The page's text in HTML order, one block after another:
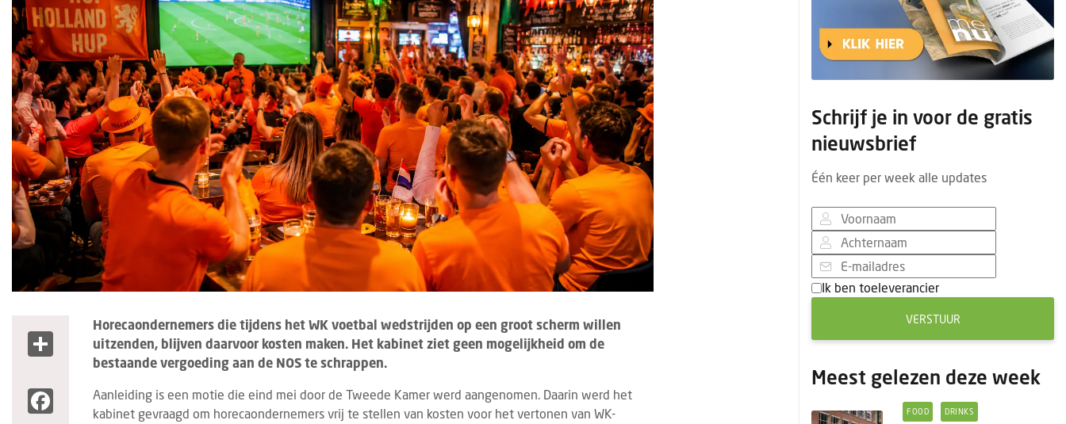
Facebook
Horecaondernemers die tijdens het WK voetbal wedstrijden op een groot scherm willen
uitzenden, blijven daarvoor kosten maken. Het kabinet ziet geen mogelijkheid om de
bestaande vergoeding aan de NOS te schrappen.
Aanleiding is een motie die eind mei door de Tweede Kamer werd aangenomen. Daarin werd het
kabinet gevraagd om horecaondernemers vrij te stellen van kosten voor het vertonen van WK-
Schrijf je in voor de gratis
nieuwsbrief
Één keer per week alle updates
Ik ben toeleverancier
VERSTUUR
Meest gelezen deze week
FOOD DRINKS